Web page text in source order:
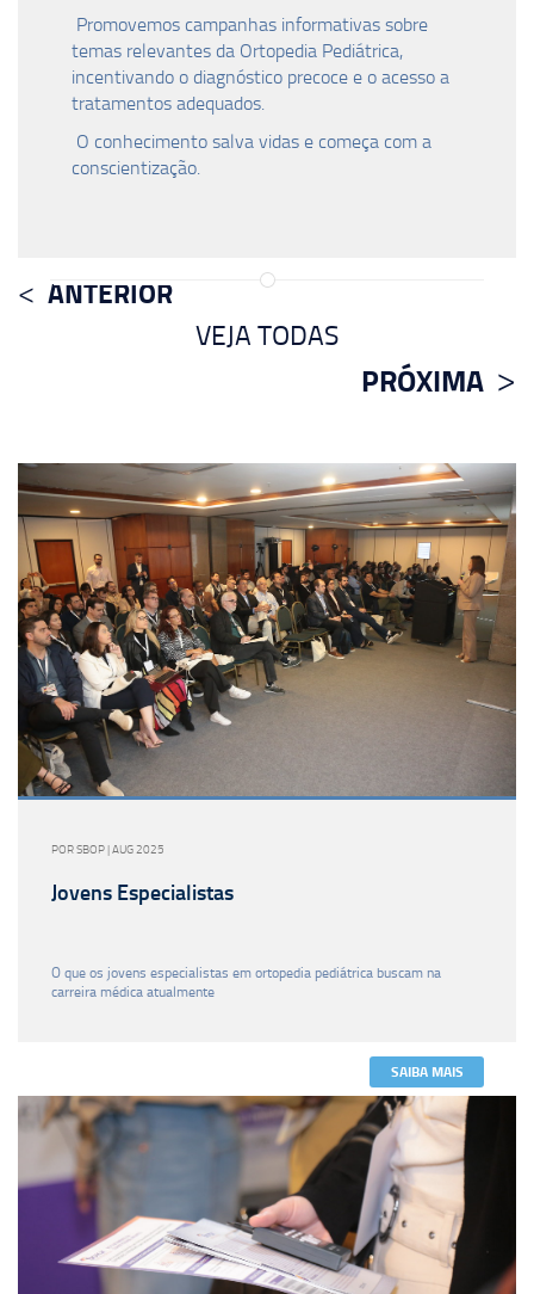
Promovemos campanhas informativas sobre
temas relevantes da Ortopedia Pediátrica,
incentivando o diagnóstico precoce e o acesso a
tratamentos adequados.
O conhecimento salva vidas e começa com a
conscientização.
ANTERIOR
VEJA TODAS
PRÓXIMA
POR SBOP | AUG 2025
Jovens Especialistas
O que os jovens especialistas em ortopedia pediátrica buscam na
carreira médica atualmente
SAIBA MAIS